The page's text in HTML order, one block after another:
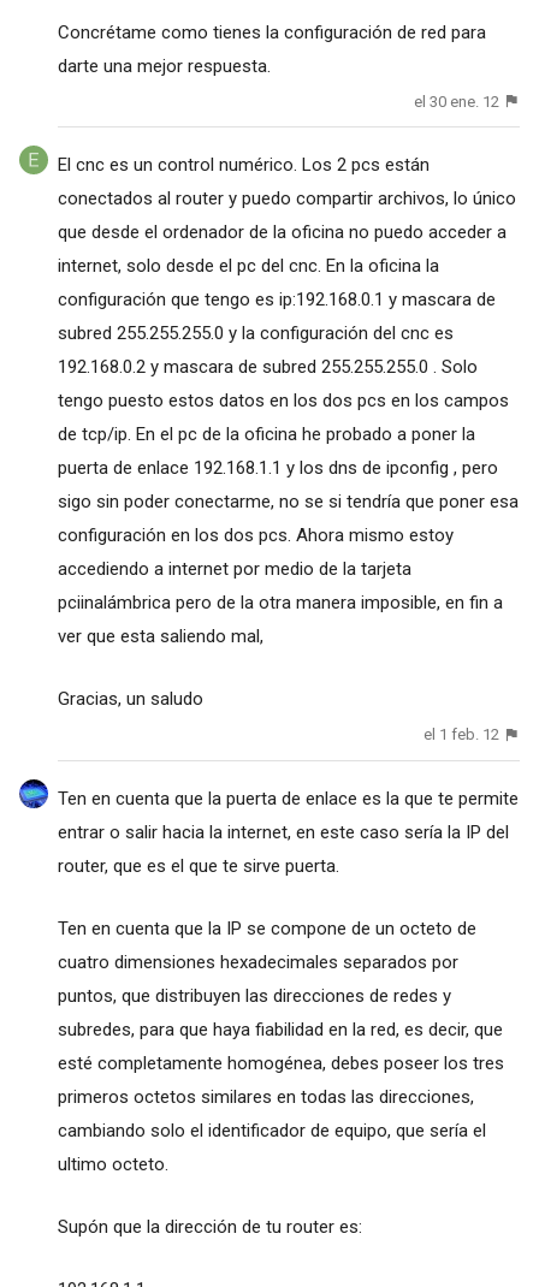
Concrétame como tienes la configuración de red para
darte una mejor respuesta.
el 30 ene. 12
El cnc es un control numérico. Los 2 pcs están
conectados al router y puedo compartir archivos, lo único
que desde el ordenador de la oficina no puedo acceder a
internet, solo desde el pc del cnc. En la oficina la
configuración que tengo es ip:192.168.0.1 y mascara de
subred 255.255.255.0 y la configuración del cnc es
192.168.0.2 y mascara de subred 255.255.255.0 . Solo
tengo puesto estos datos en los dos pcs en los campos
de tcp/ip. En el pc de la oficina he probado a poner la
puerta de enlace 192.168.1.1 y los dns de ipconfig , pero
sigo sin poder conectarme, no se si tendría que poner esa
configuración en los dos pcs. Ahora mismo estoy
accediendo a internet por medio de la tarjeta
pciinalámbrica pero de la otra manera imposible, en fin a
ver que esta saliendo mal,
Gracias, un saludo
el 1 feb. 12
Ten en cuenta que la puerta de enlace es la que te permite
entrar o salir hacia la internet, en este caso sería la IP del
router, que es el que te sirve puerta.
Ten en cuenta que la IP se compone de un octeto de
cuatro dimensiones hexadecimales separados por
puntos, que distribuyen las direcciones de redes y
subredes, para que haya fiabilidad en la red, es decir, que
esté completamente homogénea, debes poseer los tres
primeros octetos similares en todas las direcciones,
cambiando solo el identificador de equipo, que sería el
ultimo octeto.
Supón que la dirección de tu router es: